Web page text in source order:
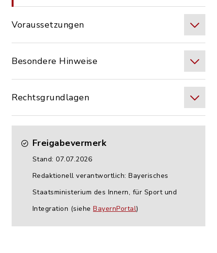
Voraussetzungen
Besondere Hinweise
Rechtsgrundlagen
Freigabevermerk
Stand: 07.07.2026
Redaktionell verantwortlich: Bayerisches
Staatsministerium des Innern, für Sport und
Integration (siehe BayernPortal)